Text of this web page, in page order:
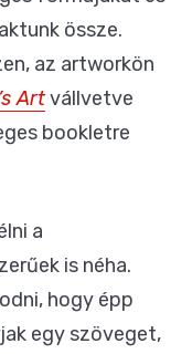
össze.
az artworkön
Artvállvetve
bookletre
a
is néha.
hogy épp
egy szöveget,